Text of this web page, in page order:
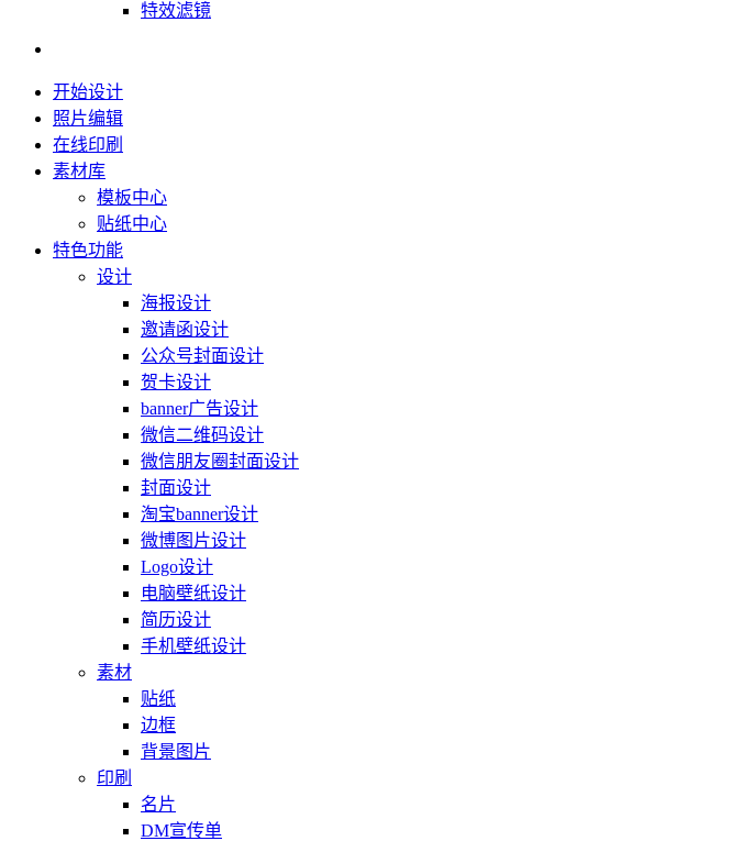
特效滤镜
开始设计
照片编辑
在线印刷
素材库
模板中心
贴纸中心
特色功能
设计
海报设计
邀请函设计
公众号封面设计
贺卡设计
banner广告设计
微信二维码设计
微信朋友圈封面设计
封面设计
淘宝banner设计
微博图片设计
Logo设计
电脑壁纸设计
简历设计
手机壁纸设计
素材
贴纸
边框
背景图片
印刷
名片
DM宣传单